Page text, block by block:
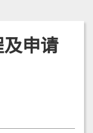
申请